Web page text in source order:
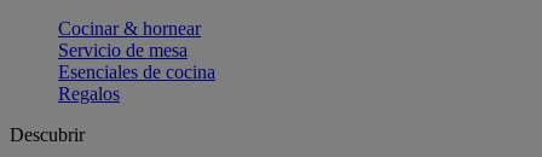
Cocinar & hornear
Servicio de mesa
Esenciales de cocina
Regalos
Descubrir